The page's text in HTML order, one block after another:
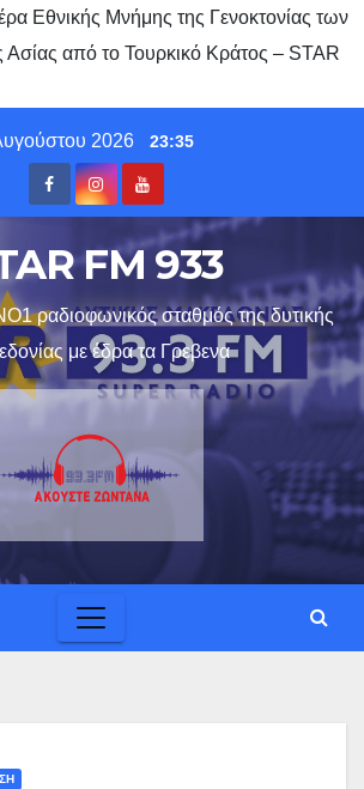
Εθνικής Μνήμης της Γενοκτονίας των
από το Τουρκικό Κράτος – STAR
2026 23:35
FM 933
ραδιοφωνικός σταθμός της δυτικής
με έδρα τα Γρεβενα